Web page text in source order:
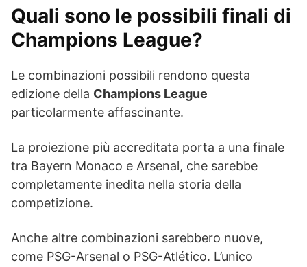
Quali sono le possibili finali di
Champions League?
Le combinazioni possibili rendono questa
edizione della Champions League
particolarmente affascinante.
La proiezione più accreditata porta a una finale
tra Bayern Monaco e Arsenal, che sarebbe
completamente inedita nella storia della
competizione.
Anche altre combinazioni sarebbero nuove,
come PSG-Arsenal o PSG-Atlético. L’unico